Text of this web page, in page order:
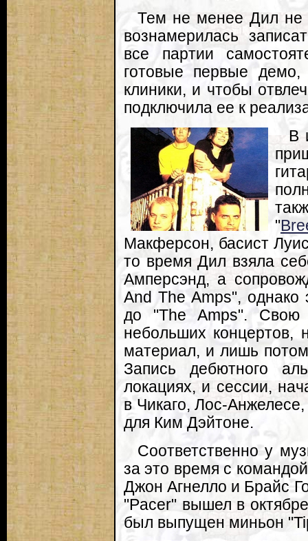
Тем не менее Дил не
вознамерилась
все партии
готовые первые демо,
клиники, и чтобы
подключила ее к
В
"
Макферсон, басист
то время Дил взяла
Амперсэнд, а
And The Amps", однако
до "The Amps". Свою
небольших концертов,
материал, и лишь
Запись дебютного
локациях, и сессии,
в Чикаго, Лос-
для Ким Дэйтоне.
Соответственно у
за это время с
Джон Агнелло и Брайс
"Pacer" вышел в
был выпущен миньон